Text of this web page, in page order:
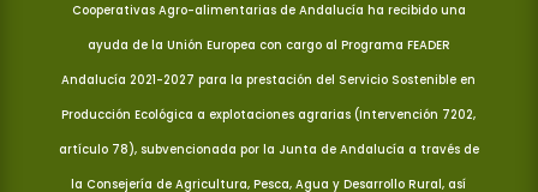
Cooperativas Agro-alimentarias de Andalucía ha recibido una
ayuda de la Unión Europea con cargo al Programa FEADER
Andalucía 2021-2027 para la prestación del Servicio Sostenible en
Producción Ecológica a explotaciones agrarias (Intervención 7202,
artículo 78), subvencionada por la Junta de Andalucía a través de
la Consejería de Agricultura, Pesca, Agua y Desarrollo Rural, así